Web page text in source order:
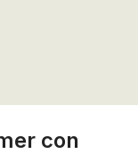
con